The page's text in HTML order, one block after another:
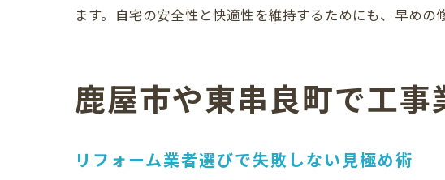
ます。自宅の安全性と快適性を維持するためにも、早めの
鹿屋市や東串良町で工事
リフォーム業者選びで失敗しない見極め術